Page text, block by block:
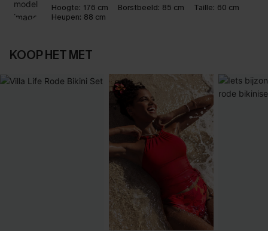
Hoogte: 176 cm Borstbeeld: 85 cm Taille: 60 cm
Heupen: 88 cm
KOOP HET MET